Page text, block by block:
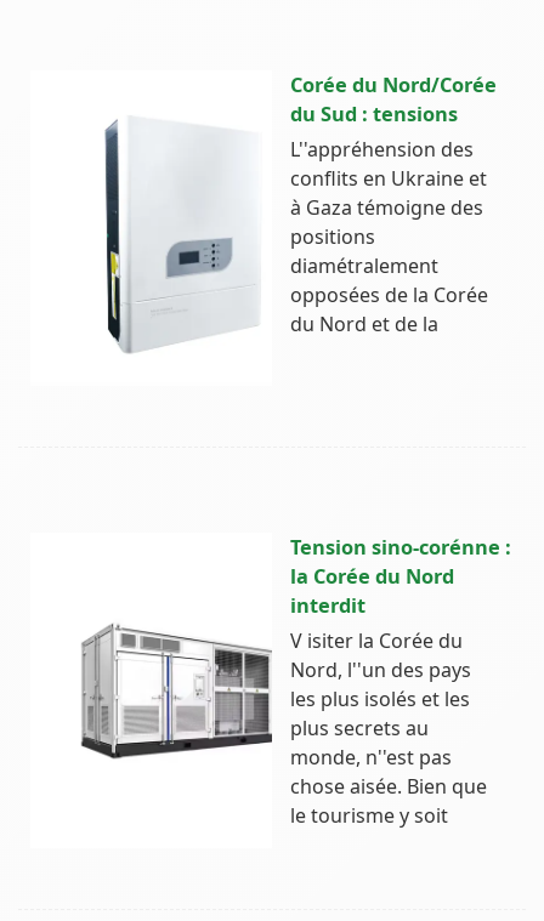
Corée du Nord/Corée
du Sud : tensions
L''appréhension des
conflits en Ukraine et
à Gaza témoigne des
positions
diamétralement
opposées de la Corée
du Nord et de la
Tension sino-corénne :
la Corée du Nord
interdit
V isiter la Corée du
Nord, l''un des pays
les plus isolés et les
plus secrets au
monde, n''est pas
chose aisée. Bien que
le tourisme y soit